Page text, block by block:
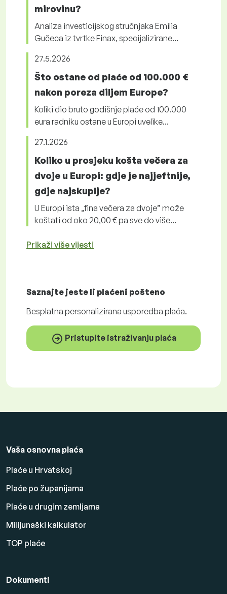
mirovinu?
Analiza investicijskog stručnjaka Emilia
Gučeca iz tvrtke Finax, specijalizirane...
27.5.2026
Što ostane od plaće od 100.000 €
nakon poreza diljem Europe?
Koliki dio bruto godišnje plaće od 100.000
eura radniku ostane u Europi uvelike...
27.1.2026
Koliko u prosjeku košta večera za
dvoje u Europi: gdje je najjeftnije,
gdje najskuplje?
U Europi ista „fina večera za dvoje” može
koštati od oko 20,00 € pa sve do više...
Prikaži više vijesti
Saznajte jeste li plaćeni pošteno
Besplatna personalizirana usporedba plaća.
Pristupite istraživanju plaća
Vaša osnovna plaća
Plaće u Hrvatskoj
Plaće po županijama
Plaće u drugim zemljama
Milijunaški kalkulator
TOP plaće
Dokumenti